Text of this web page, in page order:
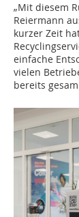
„Mit diesem
Reiermann
kurzer Zeit
einfache
vielen
bereits